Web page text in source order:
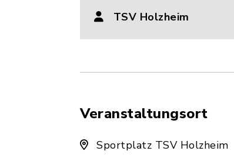
TSV Holzheim
Veranstaltungsort
Sportplatz TSV Holzheim